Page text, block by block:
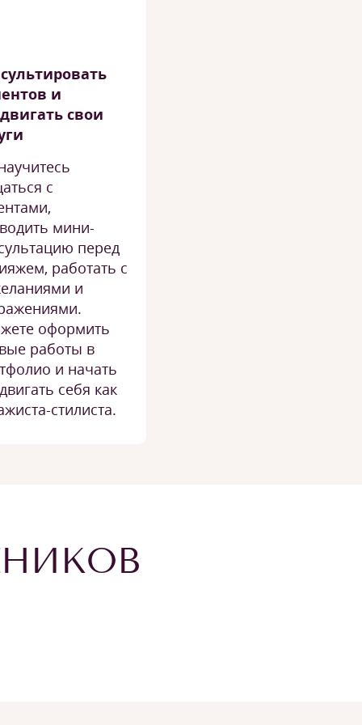
и
свои
с
мини-
перед
работать с
и
оформить
работы в
и начать
себя как
стилиста.